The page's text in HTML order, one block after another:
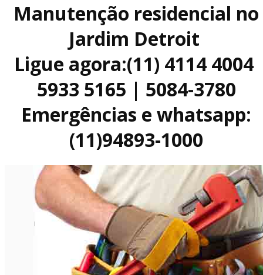
Manutenção residencial no
Jardim Detroit
Ligue agora:(11) 4114 4004
5933 5165 | 5084-3780
Emergências e whatsapp:
(11)94893-1000